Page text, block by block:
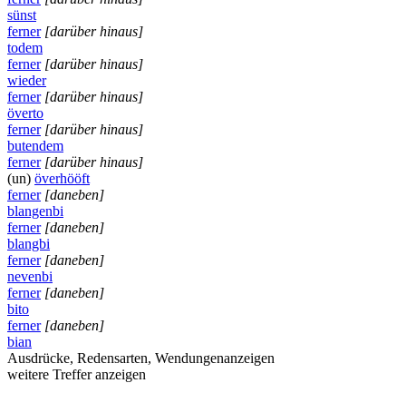
sünst
ferner [darüber hinaus]
todem
ferner [darüber hinaus]
wieder
ferner [darüber hinaus]
överto
ferner [darüber hinaus]
butendem
ferner [darüber hinaus]
(un) överhööft
ferner [daneben]
blangenbi
ferner [daneben]
blangbi
ferner [daneben]
nevenbi
ferner [daneben]
bito
ferner [daneben]
bian
Ausdrücke, Redensarten, Wendungenanzeigen
weitere Treffer anzeigen